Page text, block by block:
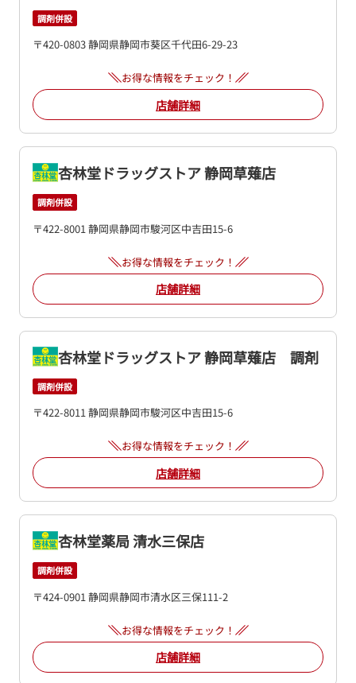
調剤併設
〒420-0803 静岡県静岡市葵区千代田6-29-23
お得な情報をチェック！
店舗詳細
杏林堂ドラッグストア 静岡草薙店
調剤併設
〒422-8001 静岡県静岡市駿河区中吉田15-6
お得な情報をチェック！
店舗詳細
杏林堂ドラッグストア 静岡草薙店 調剤
調剤併設
〒422-8011 静岡県静岡市駿河区中吉田15-6
お得な情報をチェック！
店舗詳細
杏林堂薬局 清水三保店
調剤併設
〒424-0901 静岡県静岡市清水区三保111-2
お得な情報をチェック！
店舗詳細